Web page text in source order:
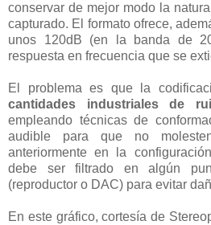
conservar de mejor modo la
capturado. El formato ofrece,
unos 120dB (en la banda de
respuesta en frecuencia que se
El problema es que la
cantidades industriales de
empleando técnicas de
audible para que no
anteriormente en la
debe ser filtrado en algún
(reproductor o DAC) para evitar
En este gráfico, cortesía de